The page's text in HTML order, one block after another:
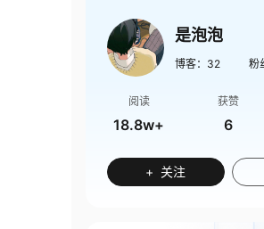
是泡泡
博客： 32 粉
阅读
18.8w+
获赞
6
+ 关注